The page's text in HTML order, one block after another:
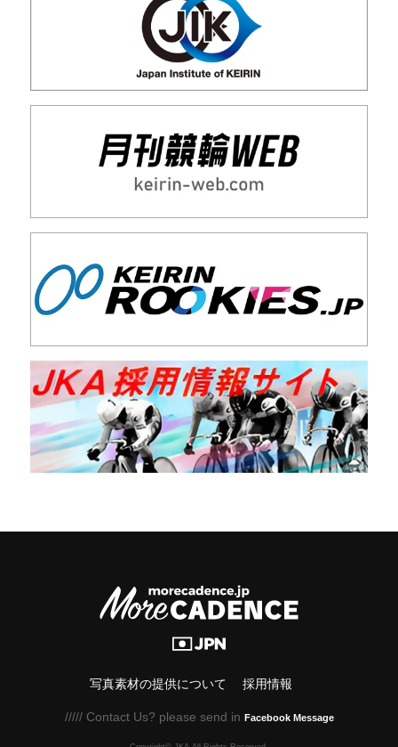
写真素材の提供について 採用情報
///// Contact Us? please send in Facebook Message